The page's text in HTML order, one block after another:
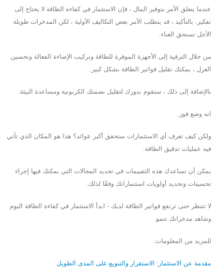
عندما يتعلق الأمر بتوفير المال ، فإن الاستثمار في كفاءة الطاقة لا يحتاج إلى
تفكير. بالتأكيد ، قد يتطلب الأمر بعض التكاليف الأولية ، لكن المدخرات طويلة
الأجل تستحق العناء.
من خلال الترقية إلى الأجهزة الموفرة للطاقة وتركيب الإضاءة الفعالة وتحسين
العزل ، يمكنك تقليل فواتير الطاقة بشكل كبير.
بالإضافة إلى ذلك ، ستقوم بدورك لتقليل بصمتك الكربونية ومساعدة البيئة.
انه وضع فوز.
ولكن كيف تعرف أي الاستثمارات ستحقق أكبر عوائد؟ هذا هو المكان الذي تأتي
فيه عمليات تدقيق الطاقة.
يمكن أن تساعدك هذه التقييمات في تحديد المجالات التي يمكنك فيها إجراء
تحسينات وتحديد أولويات استثماراتك وفقًا لذلك.
لا تنتظر حتى ترتفع فواتير الطاقة لديك - ابدأ الاستثمار في كفاءة الطاقة اليوم
وشاهد مدخراتك تنمو.
للمزيد من المعلومات:
مقدمة عن الاستثمار: الاستقرار والتنويع على المدى الطويل